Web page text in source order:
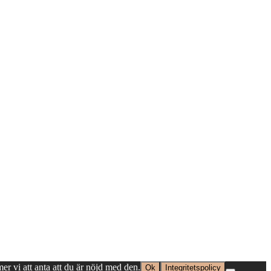
vi att anta att du är nöjd med den. Ok Integritetspolicy